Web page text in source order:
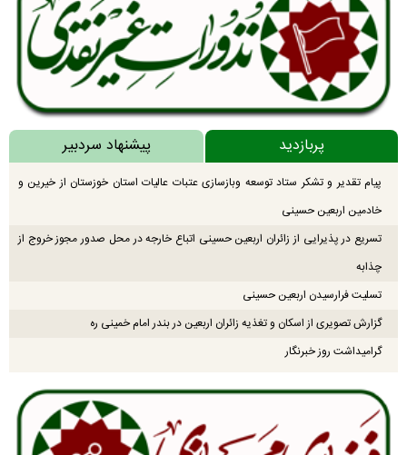
پربازدید پیشنهاد سردبیر
پیام تقدیر و تشکر ستاد توسعه وبازسازی عتبات عالیات استان خوزستان از خیرین و
خادمین اربعین حسینی
تسریع در پذیرایی از زائران اربعین حسینی اتباع خارجه در محل صدور مجوز خروج از
چذابه
تسلیت فرارسیدن اربعین حسینی
گزارش تصویری از اسکان و تغذیه زائران اربعین در بندر امام خمینی ره
گرامیداشت روز خبرنگار